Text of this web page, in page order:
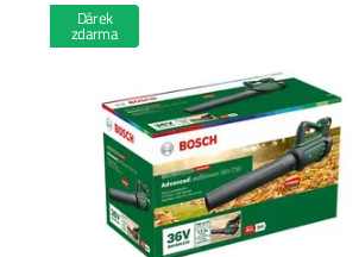
Dárek
zdarma